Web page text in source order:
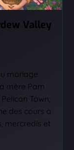
Valley
mariage
mère Pam
Town,
des cours à
mercredis et